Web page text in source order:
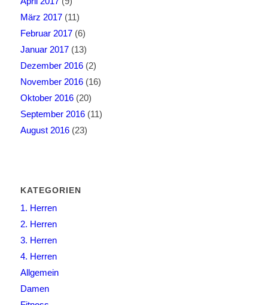
März 2017(11)
Februar 2017(6)
Januar 2017(13)
Dezember 2016(2)
November 2016(16)
Oktober 2016(20)
September 2016(11)
August 2016(23)
KATEGORIEN
1. Herren
2. Herren
3. Herren
4. Herren
Allgemein
Damen